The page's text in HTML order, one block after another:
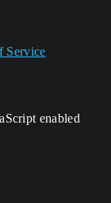
Service
enabled